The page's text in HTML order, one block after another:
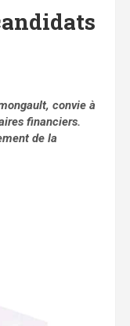
convie à
financiers.
de la